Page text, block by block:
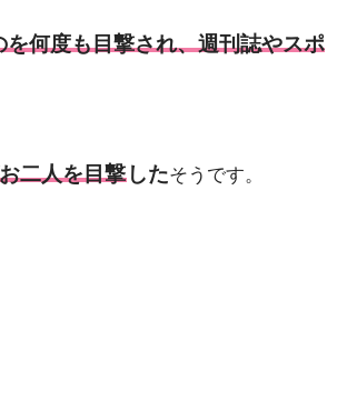
何度も目撃され、週刊誌やスポ
二人を目撃 したそうです。